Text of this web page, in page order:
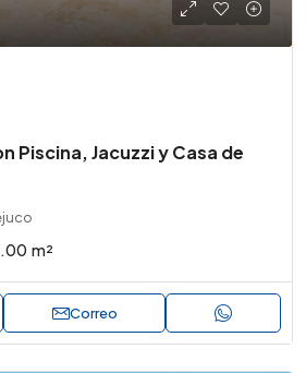
Piscina, Jacuzzi y Casa de
m²
Correo